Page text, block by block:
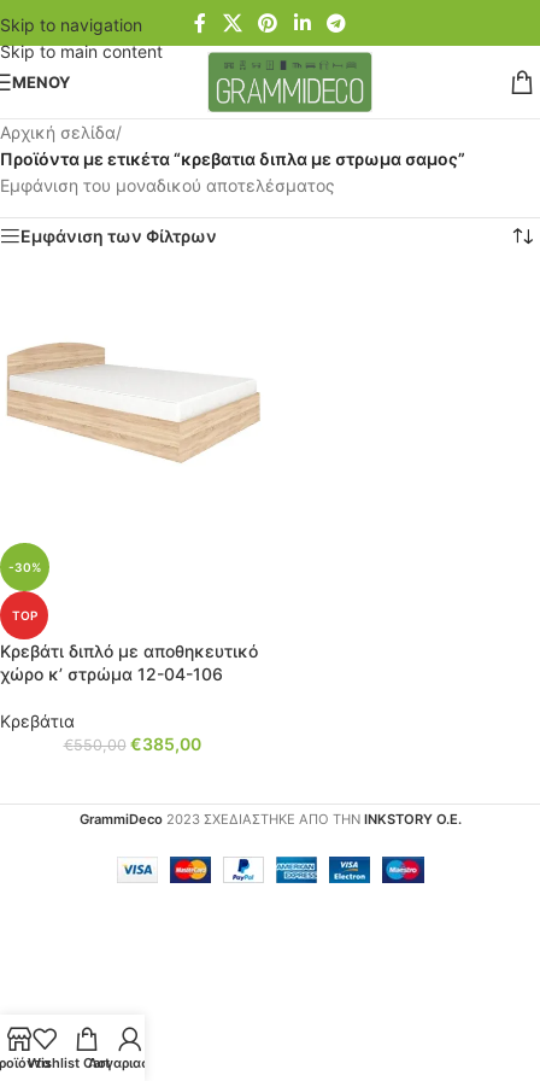
Skip to navigation
Skip to main content
ΜΕΝΟΥ
Αρχική σελίδα/
Προϊόντα με ετικέτα “κρεβατια διπλα με στρωμα σαμος”
Εμφάνιση του μοναδικού αποτελέσματος
Εμφάνιση των Φίλτρων
-30%
TOP
Κρεβάτι διπλό με αποθηκευτικό
χώρο κ’ στρώμα 12-04-106
Κρεβάτια
€550,00 €385,00
GrammiDeco 2023 ΣΧΕΔΙΑΣΤΗΚΕ ΑΠΟ ΤΗΝ INKSTORY Ο.Ε.
Wishlist Cart
Λογαριασμός